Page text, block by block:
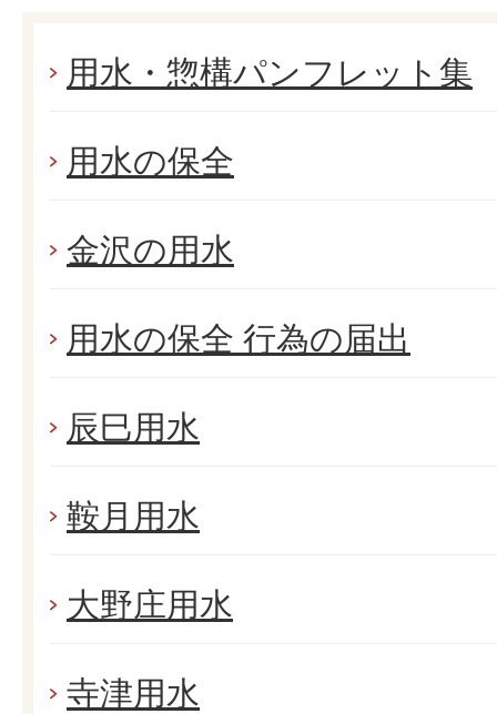
用水・惣構パンフレット集
用水の保全
金沢の用水
用水の保全 行為の届出
辰巳用水
鞍月用水
大野庄用水
寺津用水